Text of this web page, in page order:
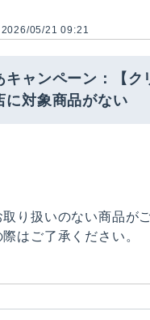
05/21 09:21
キャンペーン：【ク
に対象商品がない
り扱いのない商品が
はご了承ください。